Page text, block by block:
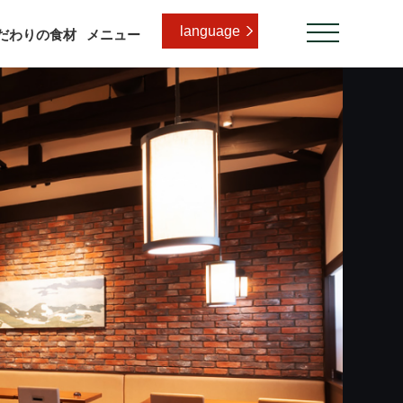
加工肉 飛騨牛
わりの食材 メニュー language